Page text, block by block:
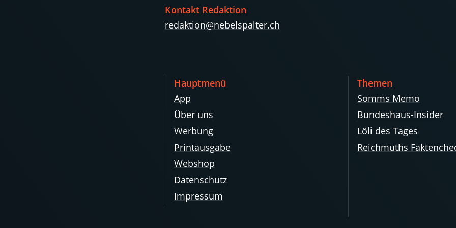
Kontakt Redaktion
redaktion@nebelspalter.ch
Hauptmenü
App
Über uns
Werbung
Printausgabe
Webshop
Datenschutz
Impressum
Themen
Somms Memo
Bundeshaus-Insider
Löli des Tages
Reichmuths